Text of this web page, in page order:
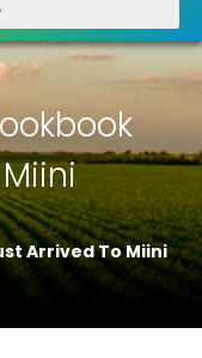
Arrived To Miini